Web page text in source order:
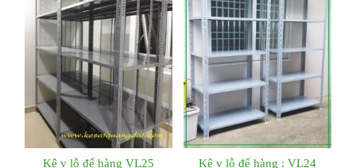
Kệ v lỗ để hàng VL25 Kệ v lỗ để hàng : VL24